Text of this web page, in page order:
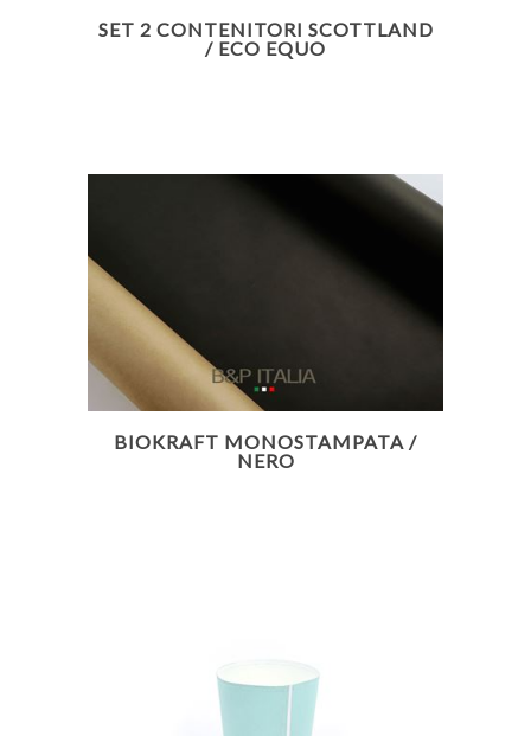
SET 2 CONTENITORI SCOTTLAND
/ ECO EQUO
BIOKRAFT MONOSTAMPATA /
NERO